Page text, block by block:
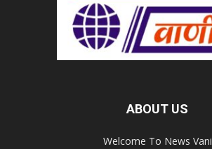
ABOUT US
Welcome To News Vani